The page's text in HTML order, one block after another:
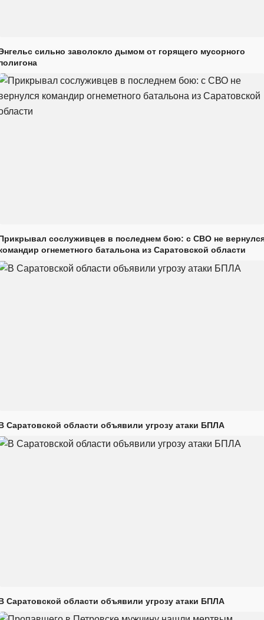
сильно заволокло дымом от горящего мусорного
сослуживцев в последнем бою: с СВО не
огнеметного батальона из Саратовской области
Саратовской области объявили угрозу атаки БПЛА
Саратовской области объявили угрозу атаки БПЛА